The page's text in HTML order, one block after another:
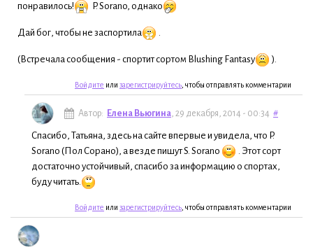
понравилось!
P. Sorano, однако
Дай бог, чтобы не заспортила .
(Встречала сообщения - спортит сортом Blushing Fantasy ).
Войдите или зарегистрируйтесь , чтобы отправлять комментарии
Автор: Елена Вьюгина , 29 декабря, 2014 - 00:34 #
Спасибо, Татьяна, здесь на сайте впервые и увидела, что P.
Sorano (Пол Сорано), а везде пишут S. Sorano
. Этот сорт
достаточно устойчивый, спасибо за информацию о спортах,
буду читать.
Войдите или зарегистрируйтесь , чтобы отправлять комментарии